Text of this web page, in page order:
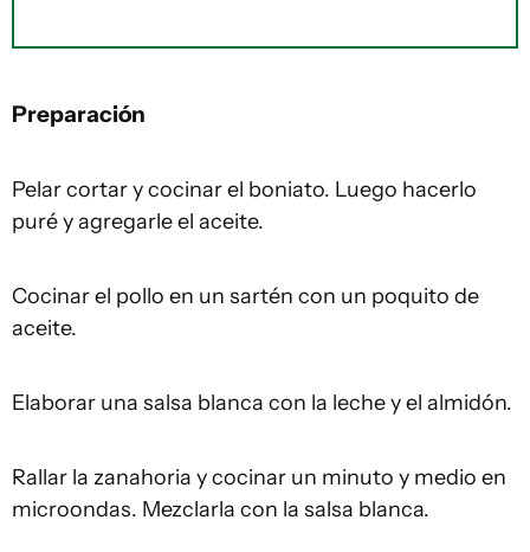
Preparación
Pelar cortar y cocinar el boniato. Luego hacerlo
puré y agregarle el aceite.
Cocinar el pollo en un sartén con un poquito de
aceite.
Elaborar una salsa blanca con la leche y el almidón.
Rallar la zanahoria y cocinar un minuto y medio en
microondas. Mezclarla con la salsa blanca.